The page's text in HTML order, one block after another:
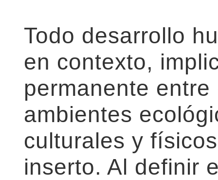
Todo desarrollo
en contexto,
permanente
ambientes
culturales y
inserto. Al definir